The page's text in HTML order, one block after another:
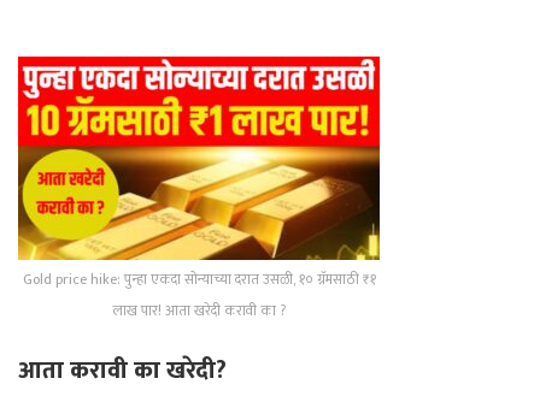
Gold price hike: पुन्हा एकदा सोन्याच्या दरात उसळी, १० ग्रॅमसाठी ₹१
लाख पार! आता खरेदी करावी का ?
आता करावी का खरेदी?